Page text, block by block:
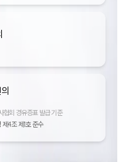
협회 경유증표 발급 기준
4조 제1호 준수